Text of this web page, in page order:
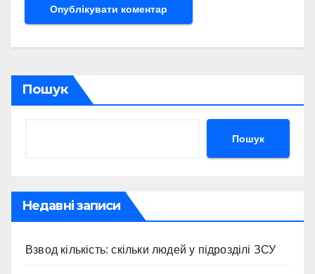
Пошук
Пошук
Недавні записи
Взвод кількість: скільки людей у підрозділі ЗСУ